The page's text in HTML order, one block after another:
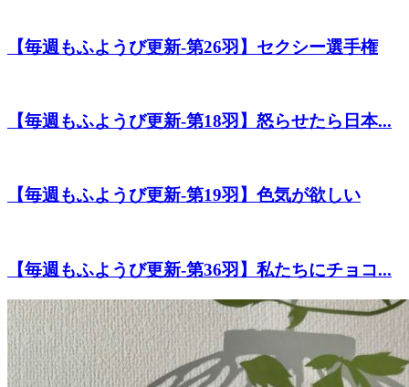
【毎週もふようび更新-第26羽】セクシー選手権
【毎週もふようび更新-第18羽】怒らせたら日本...
【毎週もふようび更新-第19羽】色気が欲しい
【毎週もふようび更新-第36羽】私たちにチョコ...